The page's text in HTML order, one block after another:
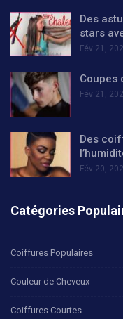
Des
stars
Fév 21,
Coupes
Fév 21,
Des
Fév 20,
Catégories
Coiffures Populaires
Couleur de Cheveux
Coiffures Courtes